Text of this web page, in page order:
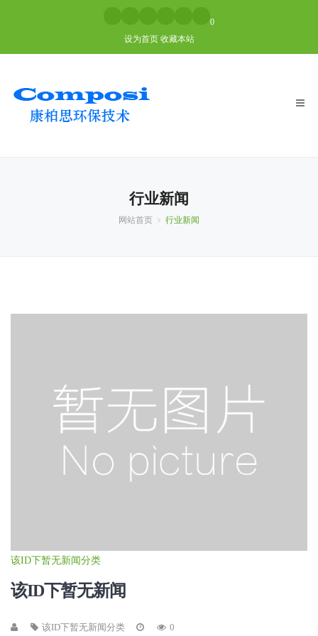
0
设为首页 收藏本站
行业新闻
网站首页 行业新闻
该ID下暂无新闻分类
该ID下暂无新闻
该ID下暂无新闻分类 0